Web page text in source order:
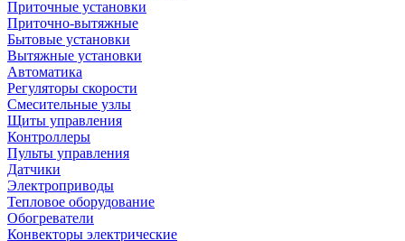
Приточные установки
Приточно-вытяжные
Бытовые установки
Вытяжные установки
Автоматика
Регуляторы скорости
Смесительные узлы
Щиты управления
Контроллеры
Пульты управления
Датчики
Электроприводы
Тепловое оборудование
Обогреватели
Конвекторы электрические